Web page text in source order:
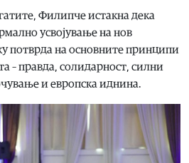
Филипче истакна дека
усвојување на нов
потврда на основните принципи
– правда, солидарност, силни
и европска иднина.